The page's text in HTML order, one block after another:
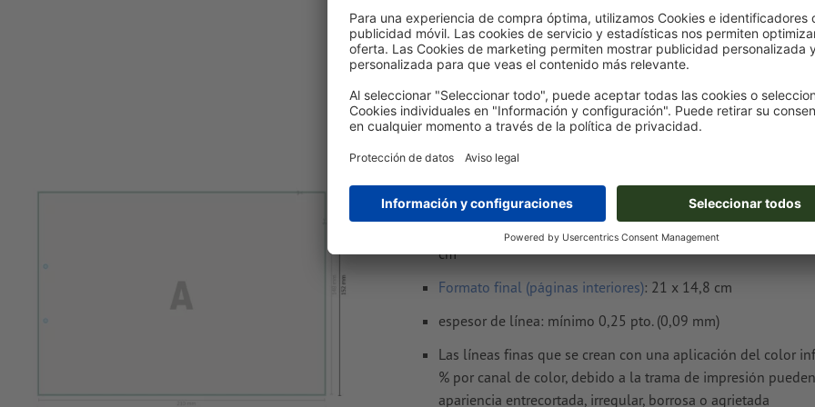
sin IVA
€ 157,58
mié. 19 de ago.
Peso: aprox.8,22 kg
Notas sobre archivos de impresión Blocs con
A5, formato horizontal
Formato de datos (páginas interiores)(incl. 2 mm sangrado):
cm
Formato final (páginas interiores): 21 x 14,8 cm
espesor de línea: mínimo 0,25 pto. (0,09 mm)
Las líneas finas que se crean con una aplicación del color
% por canal de color, debido a la trama de impresión
apariencia entrecortada, irregular, borrosa o agrietada